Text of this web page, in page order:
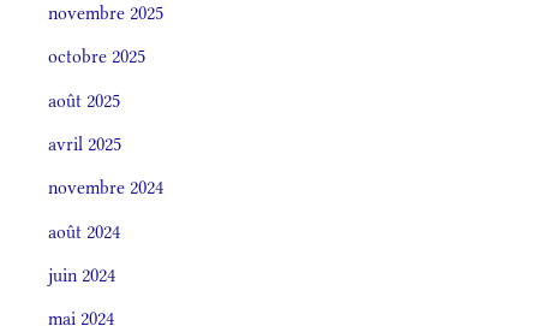
novembre 2025
octobre 2025
août 2025
avril 2025
novembre 2024
août 2024
juin 2024
mai 2024